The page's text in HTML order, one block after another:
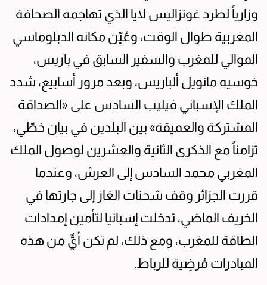
وزارياً لطرد غونزاليس لايا الذي تهاجمه الصحافة
المغربية طوال الوقت، وعُيّن مكانه الدبلوماسي
الموالي للمغرب والسفير السابق في باريس،
خوسيه مانويل ألباريس، وبعد مرور أسابيع، شدد
الملك الإسباني فيليب السادس على «الصداقة
المشتركة والعميقة» بين البلدين في بيان خطّي،
تزامناً مع الذكرى الثانية والعشرين لوصول الملك
المغربي محمد السادس إلى العرش، وعندما
قررت الجزائر وقف شحنات الغاز إلى جارتها في
الخريف الماضي، تدخلت إسبانيا لتأمين إمدادات
الطاقة للمغرب، ومع ذلك، لم تكن أيٌّ من هذه
المبادرات مُرضِية للرباط.